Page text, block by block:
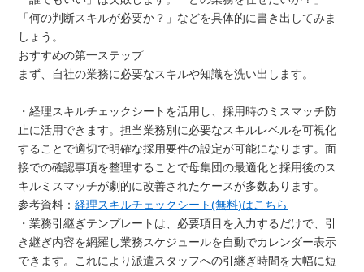
「何の判断スキルが必要か？」などを具体的に書き出してみま
しょう。
おすすめの第一ステップ
まず、自社の業務に必要なスキルや知識を洗い出します。
・経理スキルチェックシートを活用し、採用時のミスマッチ防
止に活用できます。担当業務別に必要なスキルレベルを可視化
することで適切で明確な採用要件の設定が可能になります。面
接での確認事項を整理することで母集団の最適化と採用後のス
キルミスマッチが劇的に改善されたケースが多数あります。
参考資料：経理スキルチェックシート(無料)はこちら
・業務引継ぎテンプレートは、必要項目を入力するだけで、引
き継ぎ内容を網羅し業務スケジュールを自動でカレンダー表示
できます。これにより派遣スタッフへの引継ぎ時間を大幅に短